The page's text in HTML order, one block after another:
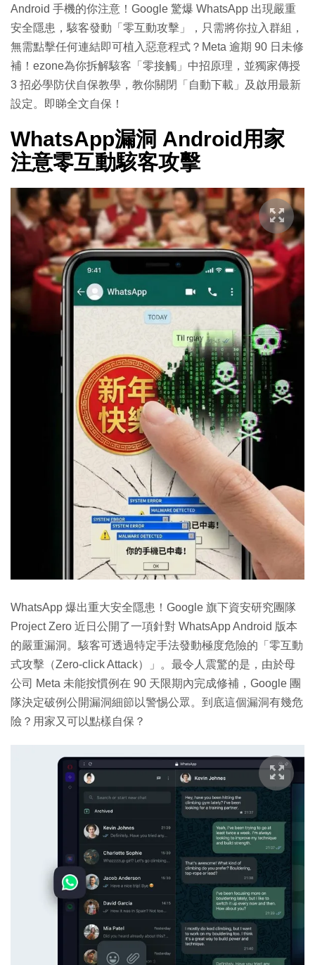
Android 手機的你注意！Google 驚爆 WhatsApp 出現嚴重
安全隱患，駭客發動「零互動攻擊」，只需將你拉入群組，
無需點擊任何連結即可植入惡意程式？Meta 逾期 90 日未修
補！ezone為你拆解駭客「零接觸」中招原理，並獨家傳授
3 招必學防伏自保教學，教你關閉「自動下載」及啟用最新
設定。即睇全文自保！
WhatsApp漏洞 Android用家
注意零互動駭客攻擊
WhatsApp 爆出重大安全隱患！Google 旗下資安研究團隊
Project Zero 近日公開了一項針對 WhatsApp Android 版本
的嚴重漏洞。駭客可透過特定手法發動極度危險的「零互動
式攻擊（Zero-click Attack）」。最令人震驚的是，由於母
公司 Meta 未能按慣例在 90 天限期內完成修補，Google 團
隊決定破例公開漏洞細節以警惕公眾。到底這個漏洞有幾危
險？用家又可以點樣自保？